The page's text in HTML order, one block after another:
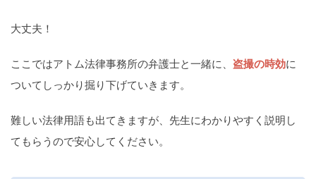
大丈夫！
ここではアトム法律事務所の弁護士と一緒に、 盗撮の時効に
ついてしっかり掘り下げていきます。
難しい法律用語も出てきますが、先生にわかりやすく説明し
てもらうので安心してください。